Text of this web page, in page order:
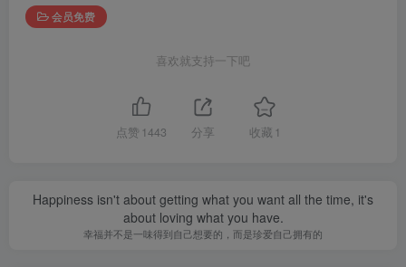
会员免费
喜欢就支持一下吧
点赞 1443 分享 收藏 1
Happiness isn't about getting what you want all the time, it's
about loving what you have.
幸福并不是一味得到自己想要的，而是珍爱自己拥有的